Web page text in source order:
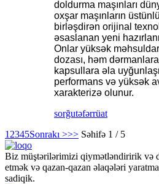
doldurma maşınları
oxşar maşınların
birləşdirən orijinal
əsaslanan yeni
Onlar yüksək
dozası, həm
kapsullara əla
performans və yüksək
xarakterizə olunur.
sorğutəfərrüat
1 2345Sonrakı >>> Səhifə 1 / 5
Biz müştərilərimizi qiymətləndiririk və
etmək və qazan-qazan əlaqələri
sadiqik.